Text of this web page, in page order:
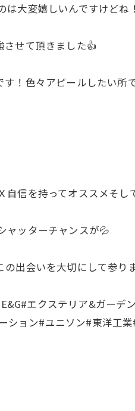
大変嬉しいんですけど
せて頂きました👍
！色々アピールしたい所
信を持ってオススメそ
ャッターチャンスが💦
出会いを大切にして参り
エクステリア&ガーデ
ョン#ユニソン#東洋工